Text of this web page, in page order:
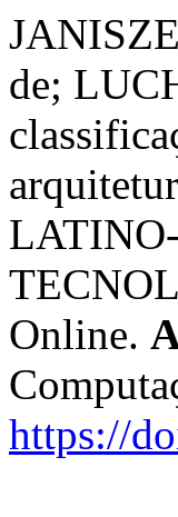
de;
Online.
https://